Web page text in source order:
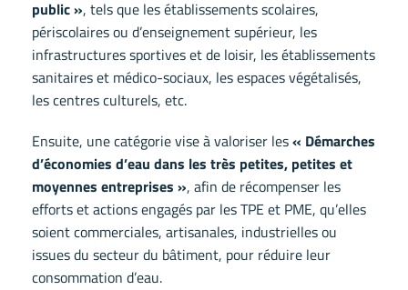
public », tels que les établissements scolaires,
périscolaires ou d’enseignement supérieur, les
infrastructures sportives et de loisir, les établissements
sanitaires et médico-sociaux, les espaces végétalisés,
les centres culturels, etc.
Ensuite, une catégorie vise à valoriser les« Démarches
d’économies d’eau dans les très petites, petites et
moyennes entreprises », afin de récompenser les
efforts et actions engagés par les TPE et PME, qu’elles
soient commerciales, artisanales, industrielles ou
issues du secteur du bâtiment, pour réduire leur
consommation d’eau.